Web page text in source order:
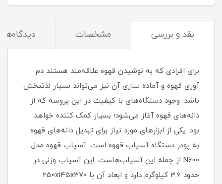
نقد و بررسی مشخصات دیدگاه‌ها
برای افرادی که به نوشیدن قهوه علاقه‌مند هستند دم
آوری قهوه و آماده سازی آن نیز می‌تواند بسیار لذتبخش
باشد. وجود دستگاه‌های با کیفیت در این پروسه که از
دانه‌های قهوه آغاز می‌شود؛ بسیار کمک کننده خواهد
بود. یکی از ابزارهای مورد نیاز برای تبدیل دانه‌های قهوه
به پودر دستگاه آسیاب قهوه است. آسیاب قهوه مدل
N600 از جمله این آسیاب‌هاست. این آسیاب وزنی در
حدود 3.6 کیلوگرم دارد و ابعاد آن با 250x145x370